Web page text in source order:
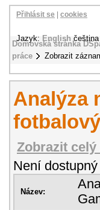
Domovská stránka
práce
Zobrazit
Přihlásit se cookies
Jazyk: English čeština
Analýza
Zobrazit celý
Není dostupný
Název: